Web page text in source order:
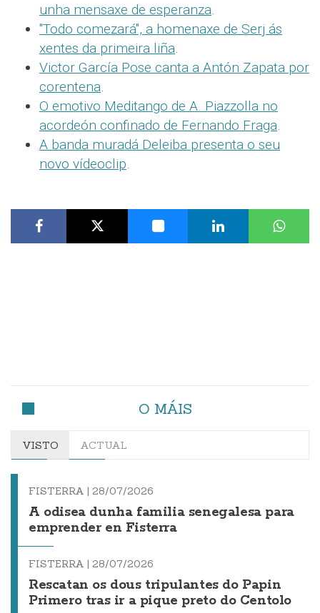
unha mensaxe de esperanza.
"Todo comezará", a homenaxe de Serj ás
xentes da primeira liña.
Victor García Pose canta a Antón Zapata por
corentena.
O emotivo Meditango de A. Piazzolla no
acordeón confinado de Fernando Fraga.
A banda muradá Deleiba presenta o seu
novo vídeoclip.
O MÁIS
VISTO ACTUAL
FISTERRA | 28/07/2026
A odisea dunha familia senegalesa para
emprender en Fisterra
FISTERRA | 28/07/2026
Rescatan os dous tripulantes do Papin
Primero tras ir a pique preto do Centolo